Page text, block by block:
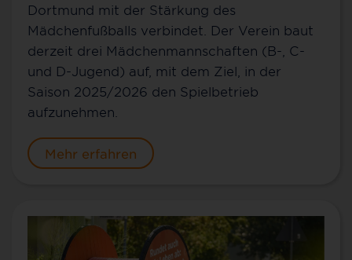
Dortmund mit der Stärkung des
Mädchenfußballs verbindet. Der Verein baut
derzeit drei Mädchenmannschaften (B-, C-
und D-Jugend) auf, mit dem Ziel, in der
Saison 2025/2026 den Spielbetrieb
aufzunehmen.
Mehr erfahren